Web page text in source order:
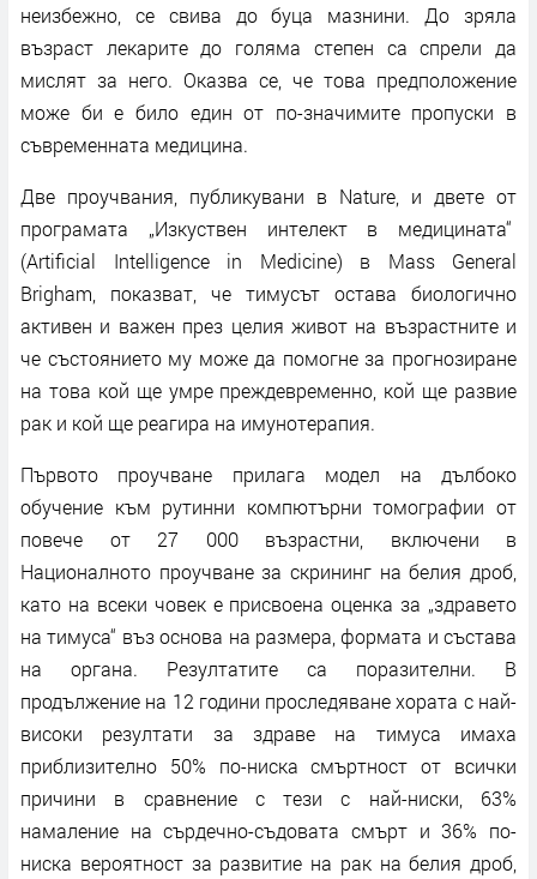
неизбежно, се свива до буца мазнини. До зряла
възраст лекарите до голяма степен са спрели да
мислят за него. Оказва се, че това предположение
може би е било един от по-значимите пропуски в
съвременната медицина.
Две проучвания, публикувани в Nature, и двете от
програмата „Изкуствен интелект в медицината“
(Artificial Intelligence in Medicine) в Mass General
Brigham, показват, че тимусът остава биологично
активен и важен през целия живот на възрастните и
че състоянието му може да помогне за прогнозиране
на това кой ще умре преждевременно, кой ще развие
рак и кой ще реагира на имунотерапия.
Първото проучване прилага модел на дълбоко
обучение към рутинни компютърни томографии от
повече от 27 000 възрастни, включени в
Националното проучване за скрининг на белия дроб,
като на всеки човек е присвоена оценка за „здравето
на тимуса“ въз основа на размера, формата и състава
на органа. Резултатите са поразителни. В
продължение на 12 години проследяване хората с най-
високи резултати за здраве на тимуса имаха
приблизително 50% по-ниска смъртност от всички
причини в сравнение с тези с най-ниски, 63%
намаление на сърдечно-съдовата смърт и 36% по-
ниска вероятност за развитие на рак на белия дроб,